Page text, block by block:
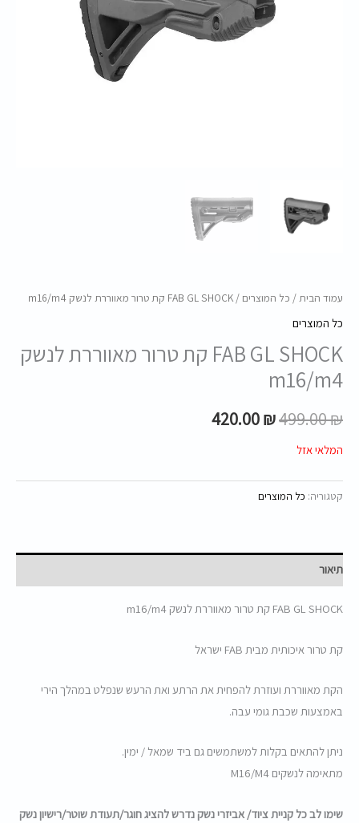
עמוד הבית/ כל המוצרים / FAB GL SHOCK קת טרור מאווררת לנשק m16/m4
כל המוצרים
FAB GL SHOCK קת טרור מאווררת לנשק
m16/m4
499.00₪
420.00₪
המלאי אזל
קטגוריה: כל המוצרים
תיאור
FAB GL SHOCK קת טרור מאווררת לנשק m16/m4
קת טרור איכותית מבית FAB ישראל
הקת מאווררת ועוזרת להפחית את הרתע ואת הרעש שנפלט במהלך הירי
באמצעות שכבת גומי עבה.
ניתן להתאים בקלות למשתמשים גם ביד שמאל / ימין.
מתאימה לנשקים M16/M4
שימו לב כל קניית ציוד/ אביזרי נשק נדרש להציג חוגר/תעודת שוטר/רישיון נשק